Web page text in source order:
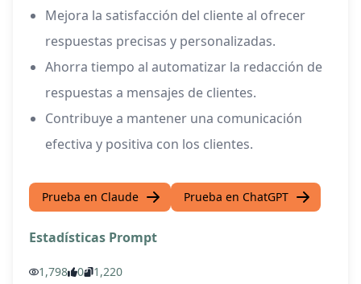
Mejora la satisfacción del cliente al ofrecer
respuestas precisas y personalizadas.
Ahorra tiempo al automatizar la redacción de
respuestas a mensajes de clientes.
Contribuye a mantener una comunicación
efectiva y positiva con los clientes.
Prueba en Claude Prueba en ChatGPT
Estadísticas Prompt
1,798 0 1,220